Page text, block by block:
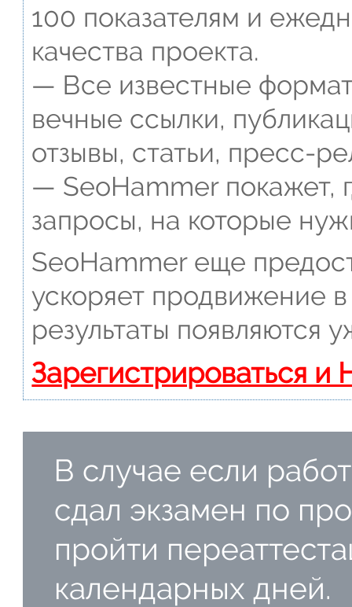
100 показателям и
качества проекта.
— Все известные
вечные ссылки,
отзывы, статьи, пресс-
— SeoHammer покажет,
запросы, на которые
SeoHammer еще
ускоряет продвижение
результаты появляются
Зарегистрироваться и
В случае если
сдал экзамен по
пройти
календарных дней.